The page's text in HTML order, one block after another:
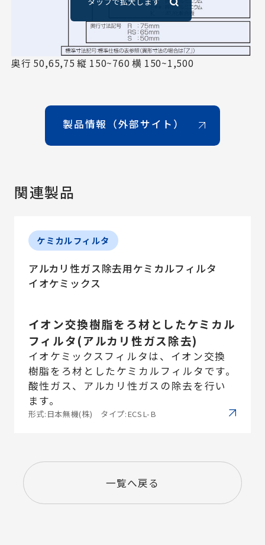
奥行 50,65,75 縦 150~760 横 150~1,500
製品情報（外部サイト）
関連製品
ケミカルフィルタ
アルカリ性ガス除去用ケミカルフィルタ
イオケミックス
イオン交換樹脂をろ材としたケミカル
フィルタ(アルカリ性ガス除去)
イオケミックスフィルタは、イオン交換
樹脂をろ材としたケミカルフィルタです。
酸性ガス、アルカリ性ガスの除去を行い
ます。
形式:日本無機(株) タイプ:ECSL-B
一覧へ戻る